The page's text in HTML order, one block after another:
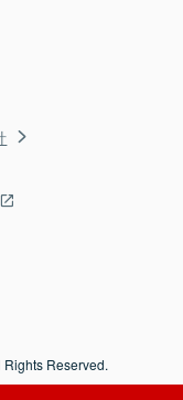
Rights Reserved.